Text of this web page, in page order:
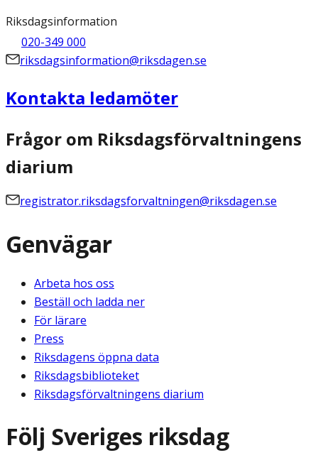
Riksdagsinformation
020-349 000
riksdagsinformation@riksdagen.se
Kontakta ledamöter
Frågor om Riksdagsförvaltningens
diarium
registrator.riksdagsforvaltningen@riksdagen.se
Genvägar
Arbeta hos oss
Beställ och ladda ner
För lärare
Press
Riksdagens öppna data
Riksdagsbiblioteket
Riksdagsförvaltningens diarium
Följ Sveriges riksdag